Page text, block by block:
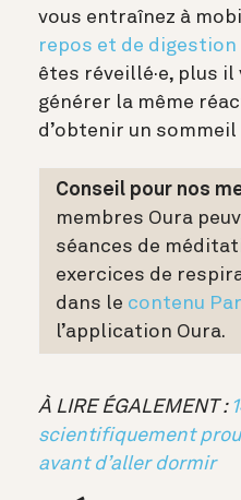
vous entraînez à
repos et de digestion
êtes réveillé·e, plus
générer la même
d’obtenir un sommeil
Conseil pour nos
membres Oura
séances de
exercices de
dans le contenu
l’application Oura.
À LIRE ÉGALEMENT :
scientifiquement
avant d’aller dormir